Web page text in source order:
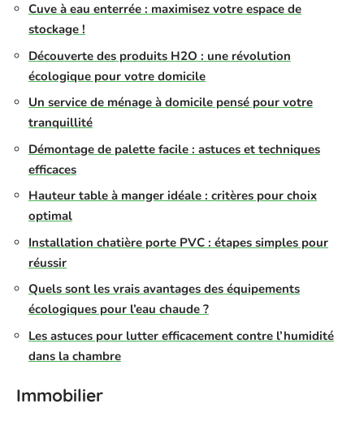
Cuve à eau enterrée : maximisez votre espace de
stockage !
Découverte des produits H2O : une révolution
écologique pour votre domicile
Un service de ménage à domicile pensé pour votre
tranquillité
Démontage de palette facile : astuces et techniques
efficaces
Hauteur table à manger idéale : critères pour choix
optimal
Installation chatière porte PVC : étapes simples pour
réussir
Quels sont les vrais avantages des équipements
écologiques pour l’eau chaude ?
Les astuces pour lutter efficacement contre l’humidité
dans la chambre
Immobilier